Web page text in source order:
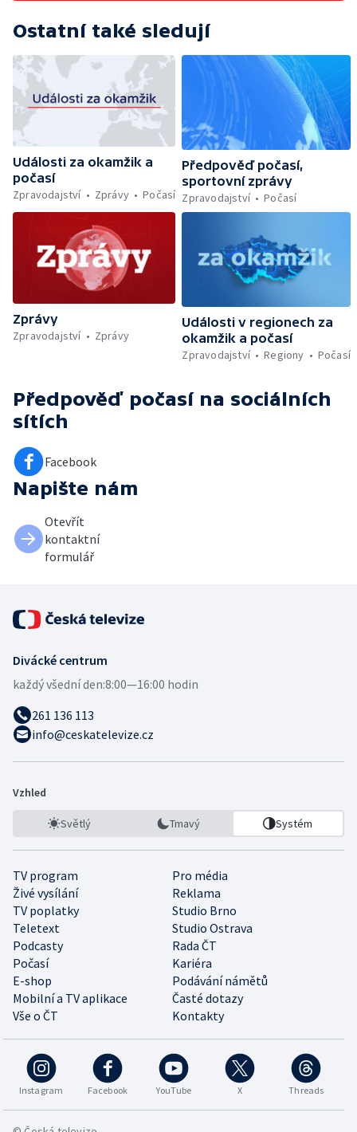
Ostatní také sledují
Události za okamžik a
počasí
Zpravodajství
Zprávy Počasí
Předpověď počasí,
sportovní zprávy
Zpravodajství
Počasí
Zprávy
Zpravodajství
Zprávy
Události v regionech za
okamžik a počasí
Zpravodajství
Regiony Počasí
Předpověď počasí na sociálních
sítích
Facebook
Napište nám
Otevřít
kontaktní
formulář
Divácké centrum
každý všední den:8:00—16:00 hodin
261 136 113
info@ceskatelevize.cz
Vzhled
Světlý Tmavý Systém
TV program
Pro média
Živé vysílání
Reklama
TV poplatky
Studio Brno
Teletext
Studio Ostrava
Podcasty
Rada ČT
Počasí
Kariéra
E-shop
Podávání námětů
Mobilní a TV aplikace
Časté dotazy
Vše o ČT
Kontakty
Instagram Facebook YouTube X Threads